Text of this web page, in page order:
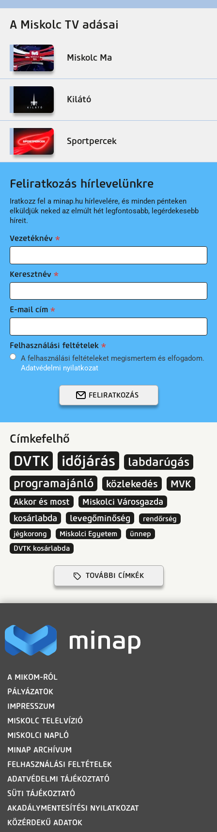
A Miskolc TV adásai
Miskolc Ma
Kilátó
Sportpercek
Feliratkozás hírlevelünkre
Iratkozz fel a minap.hu hírlevelére, és minden pénteken
elküldjük neked az elmúlt hét legfontosabb, legérdekesebb
híreit.
Vezetéknév
Keresztnév
E-mail cím
Felhasználási feltételek
A felhasználási feltételeket megismertem és elfogadom.
Adatvédelmi nyilatkozat
FELIRATKOZÁS
Címkefelhő
DVTK időjárás
labdarúgás
programajánló
közlekedés MVK
Akkor és most
Miskolci Városgazda
kosárlabda
levegőminőség
rendőrség
jégkorong
Miskolci Egyetem
ünnep
DVTK kosárlabda
TOVÁBBI CÍMKÉK
LÁBLÉC
A MIKOM-RÓL
PÁLYÁZATOK
IMPRESSZUM
MISKOLC TELELVÍZIÓ
MISKOLCI NAPLÓ
MINAP ARCHÍVUM
FELHASZNÁLÁSI FELTÉTELEK
ADATVÉDELMI TÁJÉKOZTATÓ
SÜTI TÁJÉKOZTATÓ
AKADÁLYMENTESÍTÉSI NYILATKOZAT
KÖZÉRDEKŰ ADATOK